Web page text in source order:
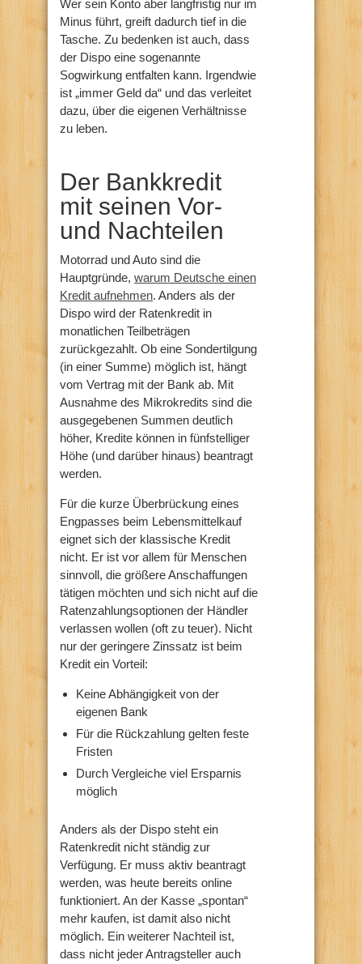
Wer sein Konto aber langfristig nur im
Minus führt, greift dadurch tief in die
Tasche. Zu bedenken ist auch, dass
der Dispo eine sogenannte
Sogwirkung entfalten kann. Irgendwie
ist „immer Geld da“ und das verleitet
dazu, über die eigenen Verhältnisse
zu leben.
Der Bankkredit
mit seinen Vor-
und Nachteilen
Motorrad und Auto sind die
Hauptgründe, warum Deutsche einen
Kredit aufnehmen. Anders als der
Dispo wird der Ratenkredit in
monatlichen Teilbeträgen
zurückgezahlt. Ob eine Sondertilgung
(in einer Summe) möglich ist, hängt
vom Vertrag mit der Bank ab. Mit
Ausnahme des Mikrokredits sind die
ausgegebenen Summen deutlich
höher, Kredite können in fünfstelliger
Höhe (und darüber hinaus) beantragt
werden.
Für die kurze Überbrückung eines
Engpasses beim Lebensmittelkauf
eignet sich der klassische Kredit
nicht. Er ist vor allem für Menschen
sinnvoll, die größere Anschaffungen
tätigen möchten und sich nicht auf die
Ratenzahlungsoptionen der Händler
verlassen wollen (oft zu teuer). Nicht
nur der geringere Zinssatz ist beim
Kredit ein Vorteil:
Keine Abhängigkeit von der
eigenen Bank
Für die Rückzahlung gelten feste
Fristen
Durch Vergleiche viel Ersparnis
möglich
Anders als der Dispo steht ein
Ratenkredit nicht ständig zur
Verfügung. Er muss aktiv beantragt
werden, was heute bereits online
funktioniert. An der Kasse „spontan“
mehr kaufen, ist damit also nicht
möglich. Ein weiterer Nachteil ist,
dass nicht jeder Antragsteller auch